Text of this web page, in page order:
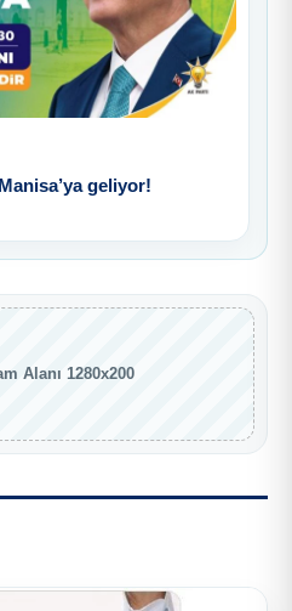
geliyor!
Alanı 1280x200